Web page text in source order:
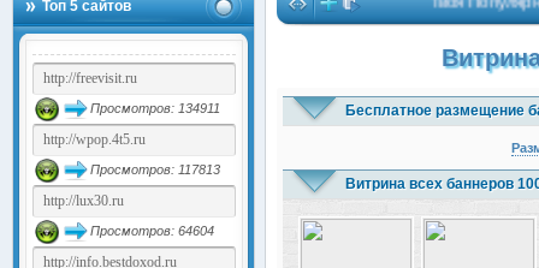
Топ 5 сайтов
Просмотров: 134911
Просмотров: 117813
Просмотров: 64604
Бесплатное размещение
Витрина всех баннеров